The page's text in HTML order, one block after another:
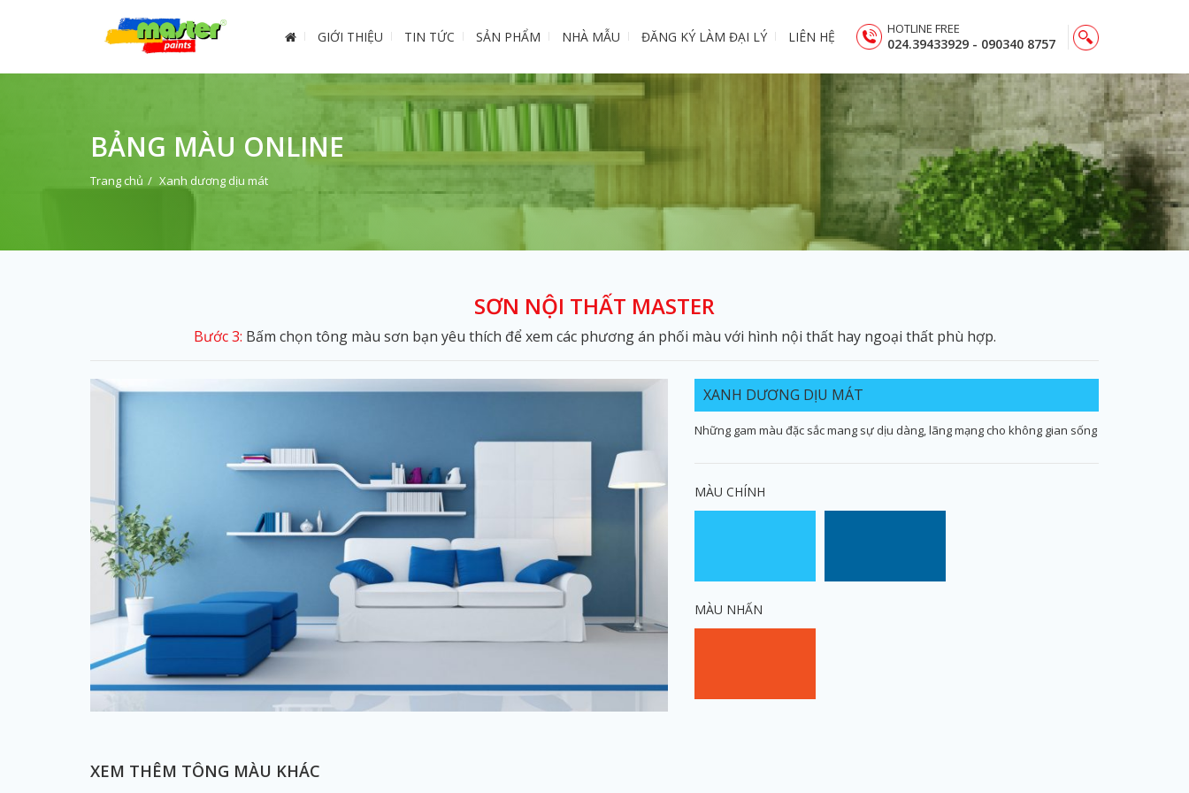
GIỚI THIỆU TIN TỨC SẢN PHẨM NHÀ MẪU ĐĂNG KÝ LÀM ĐẠI LÝ LIÊN HỆ HOTLINE FREE
024.39433929 - 090340 8757
BẢNG MÀU ONLINE
Trang chủ Xanh dương dịu mát
SƠN NỘI THẤT MASTER
Bước 3: Bấm chọn tông màu sơn bạn yêu thích để xem các phương án phối màu với hình nội thất hay ngoại thất phù hợp.
XANH DƯƠNG DỊU MÁT
Những gam màu đặc sắc mang sự dịu dàng, lãng mạng cho không gian sống
MÀU CHÍNH
MÀU NHẤN
XEM THÊM TÔNG MÀU KHÁC